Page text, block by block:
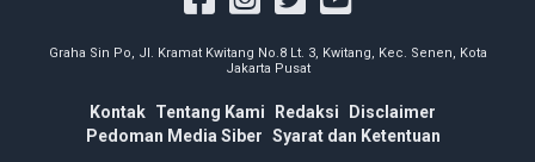
Graha Sin Po, Jl. Kramat Kwitang No.8 Lt. 3, Kwitang, Kec. Senen, Kota
Jakarta Pusat
Kontak Tentang Kami Redaksi
Disclaimer
Pedoman Media Siber Syarat dan Ketentuan